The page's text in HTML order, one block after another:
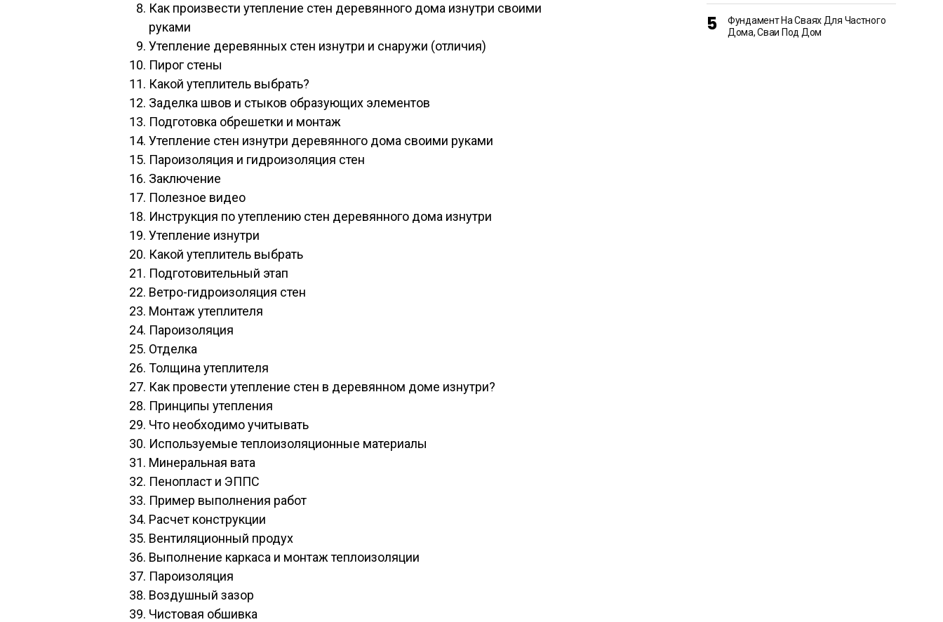
Как произвести утепление стен деревянного дома изнутри своими
руками
Утепление деревянных стен изнутри и снаружи (отличия)
Пирог стены
Какой утеплитель выбрать?
Заделка швов и стыков образующих элементов
Подготовка обрешетки и монтаж
Утепление стен изнутри деревянного дома своими руками
Пароизоляция и гидроизоляция стен
Заключение
Полезное видео
Инструкция по утеплению стен деревянного дома изнутри
Утепление изнутри
Какой утеплитель выбрать
Подготовительный этап
Ветро-гидроизоляция стен
Монтаж утеплителя
Пароизоляция
Отделка
Толщина утеплителя
Как провести утепление стен в деревянном доме изнутри?
Принципы утепления
Что необходимо учитывать
Используемые теплоизоляционные материалы
Минеральная вата
Пенопласт и ЭППС
Пример выполнения работ
Расчет конструкции
Вентиляционный продух
Выполнение каркаса и монтаж теплоизоляции
Пароизоляция
Воздушный зазор
Чистовая обшивка
Фундамент На Сваях Для Частного
Дома, Сваи Под Дом